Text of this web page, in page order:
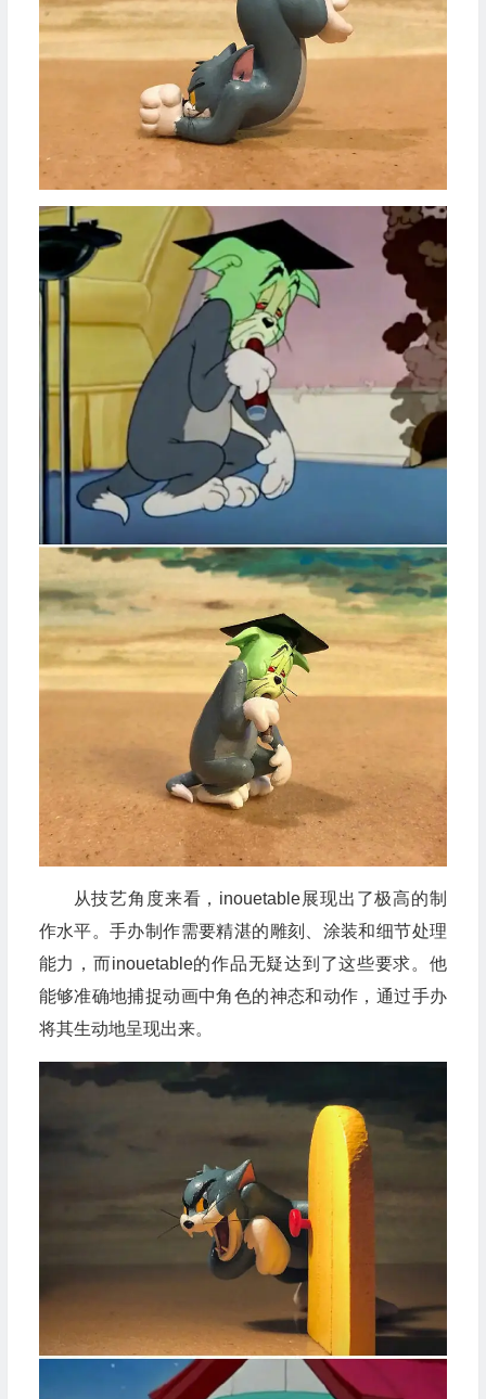
从技艺角度来看，inouetable展现出了极高的制
作水平。手办制作需要精湛的雕刻、涂装和细节处理
能力，而inouetable的作品无疑达到了这些要求。他
能够准确地捕捉动画中角色的神态和动作，通过手办
将其生动地呈现出来。